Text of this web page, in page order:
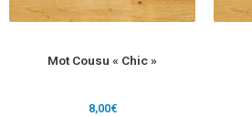
Mot Cousu « Chic »
8,00€